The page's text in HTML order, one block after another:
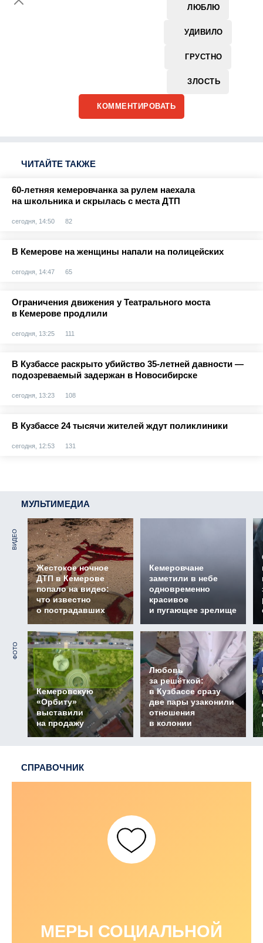
ЛЮБЛЮ
УДИВИЛО
ГРУСТНО
ЗЛОСТЬ
КОММЕНТИРОВАТЬ
ЧИТАЙТЕ ТАКЖЕ
60-летняя кемеровчанка за рулем наехала
на школьника и скрылась с места ДТП
сегодня, 14:50 82
В Кемерове на женщины напали на полицейских
сегодня, 14:47 65
Ограничения движения у Театрального моста
в Кемерове продлили
сегодня, 13:25 111
В Кузбассе раскрыто убийство 35-летней давности —
подозреваемый задержан в Новосибирске
сегодня, 13:23 108
В Кузбассе 24 тысячи жителей ждут поликлиники
сегодня, 12:53 131
МУЛЬТИМЕДИА
ВИДЕО
Жестокое ночное
ДТП в Кемерове
попало на видео:
что известно
о пострадавших
Кемеровчане
заметили в небе
одновременно
красивое
и пугающее зрелище
ФОТО
Кемеровскую
«Орбиту»
выставили
на продажу
Любовь
за решёткой:
в Кузбассе сразу
две пары узаконили
отношения
в колонии
СПРАВОЧНИК
МЕРЫ СОЦИАЛЬНОЙ